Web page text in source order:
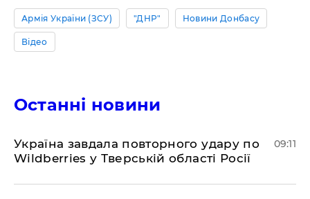
Армія України (ЗСУ) "ДНР" Новини Донбасу
Відео
Останні новини
Україна завдала повторного удару по
Wildberries у Тверській області Росії
09:11